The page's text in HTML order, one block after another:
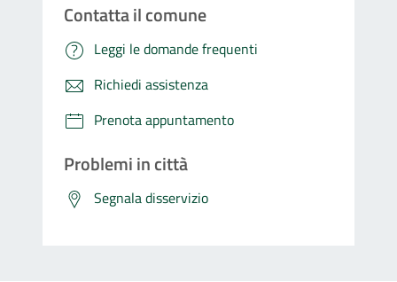
Contatta il comune
Leggi le domande frequenti
Richiedi assistenza
Prenota appuntamento
Problemi in città
Segnala disservizio